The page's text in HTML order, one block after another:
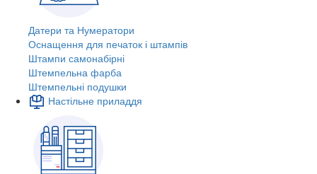
Датери та Нумератори
Оснащення для печаток і штампів
Штампи самонабірні
Штемпельна фарба
Штемпельні подушки
Настільне приладдя